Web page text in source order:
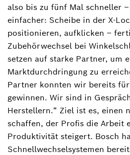
also bis zu fünf Mal schneller
einfacher: Scheibe in der X-
positionieren, aufklicken –
Zubehörwechsel bei
setzen auf starke Partner, um
Marktdurchdringung zu
Partner konnten wir bereits für
gewinnen. Wir sind in
Herstellern.“ Ziel ist es, einen
schaffen, der Profis die Arbeit
Produktivität steigert. Bosch
Schnellwechselsystemen